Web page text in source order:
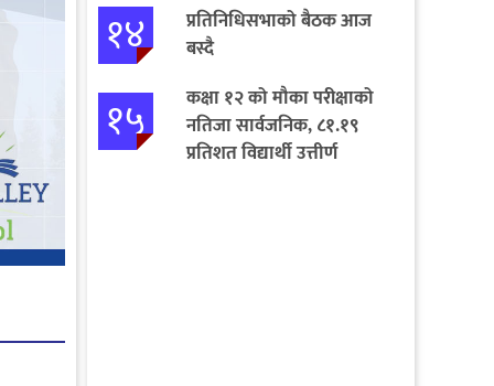
१४
प्रतिनिधिसभाको बैठक आज
बस्दै
१५
कक्षा १२ को मौका परीक्षाको
नतिजा सार्वजनिक, ८१.१९
प्रतिशत विद्यार्थी उत्तीर्ण